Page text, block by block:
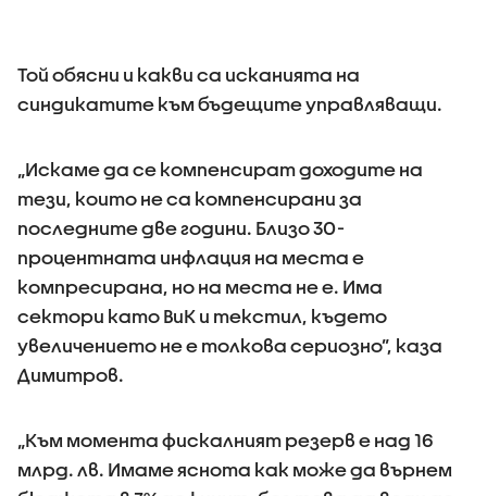
Той обясни и какви са исканията на
синдикатите към бъдещите управляващи.
„Искаме да се компенсират доходите на
тези, които не са компенсирани за
последните две години. Близо 30-
процентната инфлация на места е
компресирана, но на места не е. Има
сектори като ВиК и текстил, където
увеличението не е толкова сериозно”, каза
Димитров.
„Към момента фискалният резерв е над 16
млрд. лв. Имаме яснота как може да върнем